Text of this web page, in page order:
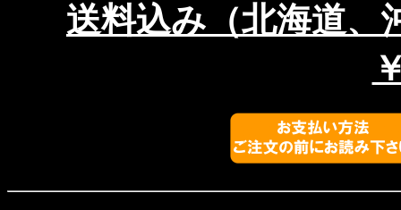
送料込み（北海道、